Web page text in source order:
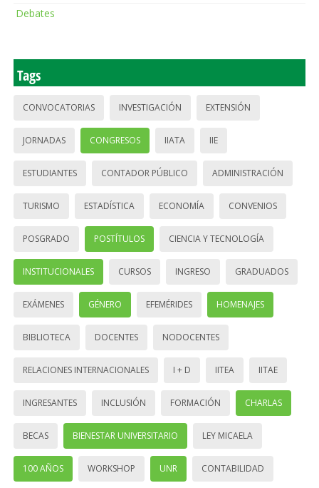
Debates
Tags
CONVOCATORIAS INVESTIGACIÓN EXTENSIÓN
JORNADAS CONGRESOS IIATA IIE
ESTUDIANTES CONTADOR PÚBLICO ADMINISTRACIÓN
TURISMO ESTADÍSTICA ECONOMÍA CONVENIOS
POSGRADO POSTÍTULOS CIENCIA Y TECNOLOGÍA
INSTITUCIONALES CURSOS INGRESO GRADUADOS
EXÁMENES GÉNERO EFEMÉRIDES HOMENAJES
BIBLIOTECA DOCENTES NODOCENTES
RELACIONES INTERNACIONALES I + D IITEA IITAE
INGRESANTES INCLUSIÓN FORMACIÓN CHARLAS
BECAS BIENESTAR UNIVERSITARIO LEY MICAELA
100 AÑOS WORKSHOP UNR CONTABILIDAD